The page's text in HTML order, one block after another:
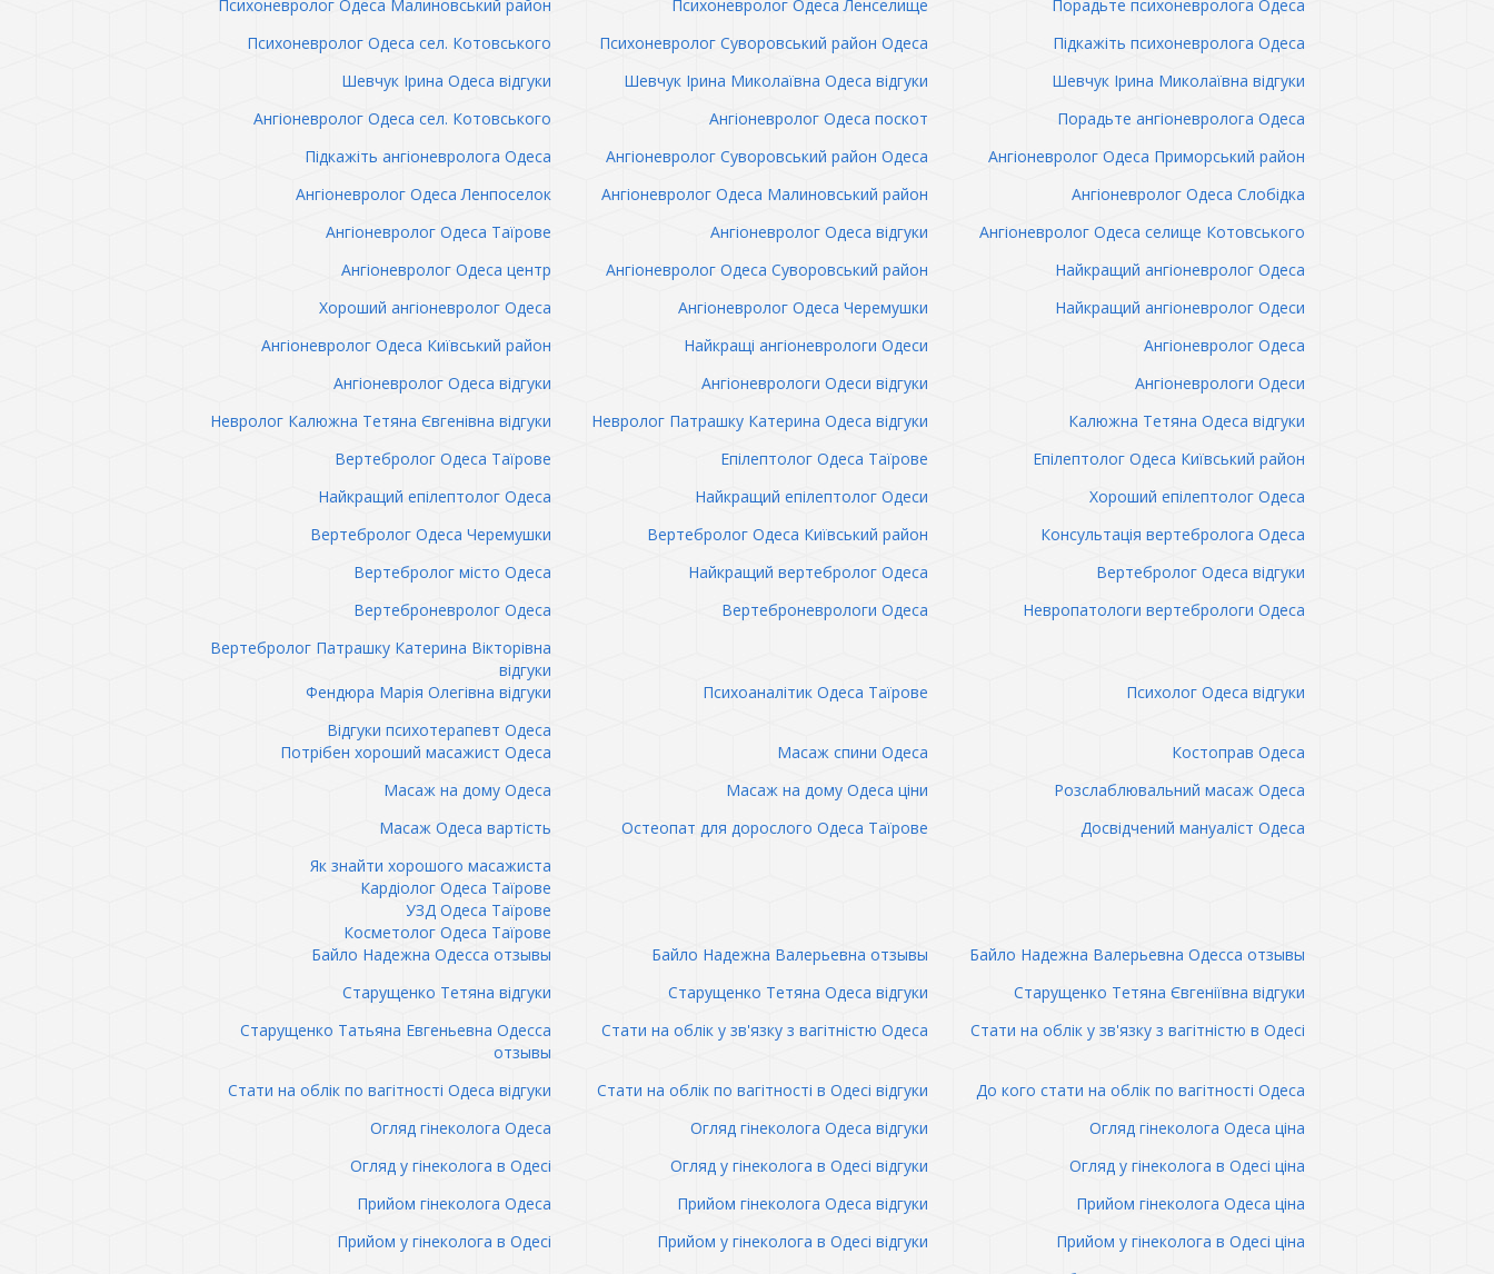
Психоневролог Одеса Малиновський район
Психоневролог Одеса Ленселище
Порадьте психоневролога Одеса
Психоневролог Одеса сел. Котовського
Психоневролог Суворовський район Одеса
Підкажіть психоневролога Одеса
Шевчук Ірина Одеса відгуки
Шевчук Ірина Миколаївна Одеса відгуки
Шевчук Ірина Миколаївна відгуки
Ангіоневролог Одеса сел. Котовського
Ангіоневролог Одеса поскот
Порадьте ангіоневролога Одеса
Підкажіть ангіоневролога Одеса
Ангіоневролог Суворовський район Одеса
Ангіоневролог Одеса Приморський район
Ангіоневролог Одеса Ленпоселок
Ангіоневролог Одеса Малиновський район
Ангіоневролог Одеса Слобідка
Ангіоневролог Одеса Таїрове
Ангіоневролог Одеса відгуки
Ангіоневролог Одеса селище Котовського
Ангіоневролог Одеса центр
Ангіоневролог Одеса Суворовський район
Найкращий ангіоневролог Одеса
Хороший ангіоневролог Одеса
Ангіоневролог Одеса Черемушки
Найкращий ангіоневролог Одеси
Ангіоневролог Одеса Київський район
Найкращі ангіоневрологи Одеси
Ангіоневролог Одеса
Ангіоневролог Одеса відгуки
Ангіоневрологи Одеси відгуки
Ангіоневрологи Одеси
Невролог Калюжна Тетяна Євгенівна відгуки
Невролог Патрашку Катерина Одеса відгуки
Калюжна Тетяна Одеса відгуки
Вертебролог Одеса Таїрове
Епілептолог Одеса Таїрове
Епілептолог Одеса Київський район
Найкращий епілептолог Одеса
Найкращий епілептолог Одеси
Хороший епілептолог Одеса
Вертебролог Одеса Черемушки
Вертебролог Одеса Київський район
Консультація вертебролога Одеса
Вертебролог місто Одеса
Найкращий вертебролог Одеса
Вертебролог Одеса відгуки
Вертеброневролог Одеса
Вертеброневрологи Одеса
Невропатологи вертебрологи Одеса
Вертебролог Патрашку Катерина Вікторівна
відгуки
Фендюра Марія Олегівна відгуки
Психоаналітик Одеса Таїрове
Психолог Одеса відгуки
Відгуки психотерапевт Одеса
Потрібен хороший масажист Одеса
Масаж спини Одеса
Костоправ Одеса
Масаж на дому Одеса
Масаж на дому Одеса ціни
Розслаблювальний масаж Одеса
Масаж Одеса вартість
Остеопат для дорослого Одеса Таїрове
Досвідчений мануаліст Одеса
Як знайти хорошого масажиста
Кардіолог Одеса Таїрове
УЗД Одеса Таїрове
Косметолог Одеса Таїрове
Байло Надежна Одесса отзывы
Байло Надежна Валерьевна отзывы
Байло Надежна Валерьевна Одесса отзывы
Старущенко Тетяна відгуки
Старущенко Тетяна Одеса відгуки
Старущенко Тетяна Євгеніївна відгуки
Старущенко Татьяна Евгеньевна Одесса
отзывы
Стати на облік у зв'язку з вагітністю Одеса Стати на облік у зв'язку з вагітністю в Одесі
Стати на облік по вагітності Одеса відгуки Стати на облік по вагітності в Одесі відгуки
До кого стати на облік по вагітності Одеса
Огляд гінеколога Одеса
Огляд гінеколога Одеса відгуки
Огляд гінеколога Одеса ціна
Огляд у гінеколога в Одесі
Огляд у гінеколога в Одесі відгуки
Огляд у гінеколога в Одесі ціна
Прийом гінеколога Одеса
Прийом гінеколога Одеса відгуки
Прийом гінеколога Одеса ціна
Прийом у гінеколога в Одесі
Прийом у гінеколога в Одесі відгуки
Прийом у гінеколога в Одесі ціна